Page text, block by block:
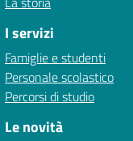
I servizi
Famiglie e studenti
Personale scolastico
Percorsi di studio
Le novità